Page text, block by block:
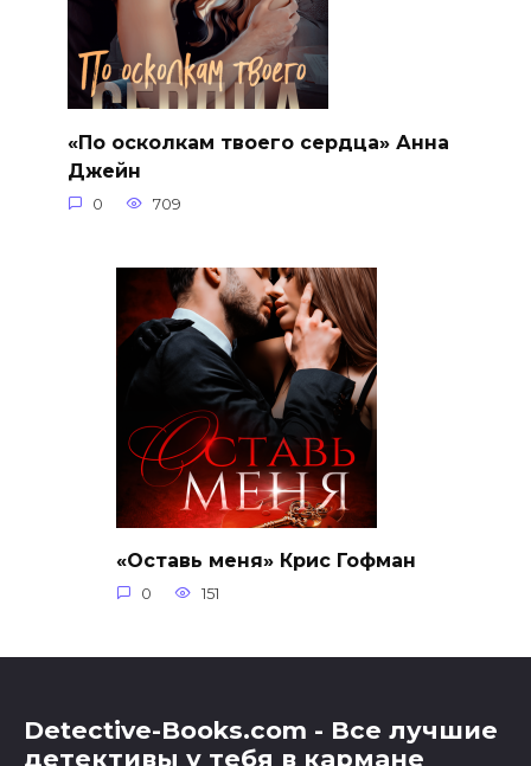
«По осколкам твоего сердца» Анна
Джейн
0 709
«Оставь меня» Крис Гофман
0 151
Detective-Books.com - Все лучшие
детективы у тебя в кармане